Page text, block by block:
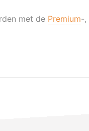
met de Premium-,